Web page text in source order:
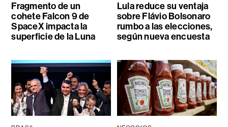
Fragmento de un
cohete Falcon 9 de
SpaceX impacta la
superficie de la Luna
Lula reduce su ventaja
sobre Flávio Bolsonaro
rumbo a las elecciones,
según nueva encuesta